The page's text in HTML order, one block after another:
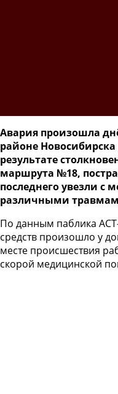
Авария произошла
районе
результате
маршрута №18,
последнего увезли с
различными
По данным паблика
средств произошло у
месте происшествия
скорой медицинской